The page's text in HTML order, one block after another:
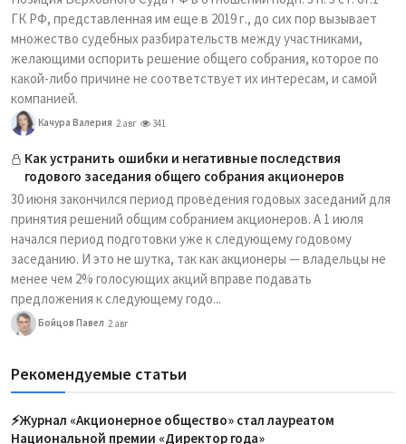
ГК РФ, представленная им еще в 2019 г., до сих пор вызывает
множество судебных разбирательств между участниками,
желающими оспорить решение общего собрания, которое по
какой-либо причине не соответствует их интересам, и самой
компанией.
Качура Валерия 2 авг 341
Как устранить ошибки и негативные последствия
годового заседания общего собрания акционеров
30 июня закончился период проведения годовых заседаний для
принятия решений общим собранием акционеров. А 1 июля
начался период подготовки уже к следующему годовому
заседанию. И это не шутка, так как акционеры — владельцы не
менее чем 2% голосующих акций вправе подавать
предложения к следующему годо...
Бойцов Павел 2 авг
Рекомендуемые статьи
⚡️Журнал «Акционерное общество» стал лауреатом
Национальной премии «Директор года»